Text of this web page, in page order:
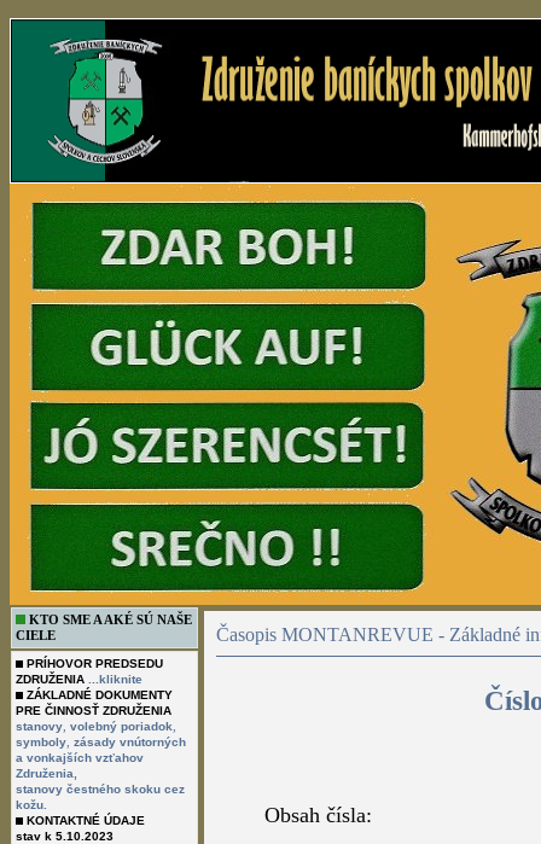
KTO SME A AKÉ SÚ NAŠE
CIELE
PRÍHOVOR PREDSEDU
ZDRUŽENIA
...kliknite
ZÁKLADNÉ DOKUMENTY
PRE ČINNOSŤ ZDRUŽENIA
stanovy volebný poriadok
symboly zásady vnútorných
a vonkajších vzťahov
Združenia,
stanovy čestného skoku cez
kožu.
KONTAKTNÉ ÚDAJE
stav k 5.10.2023
Časopis MONTANREVUE - Základné
Obsah čísla: